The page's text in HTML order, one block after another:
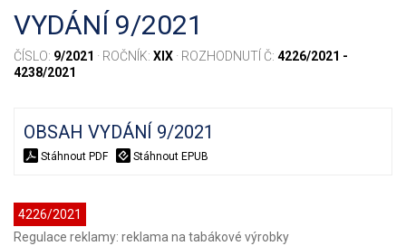
VYDÁNÍ 9/2021
ČÍSLO: 9/2021 · ROČNÍK: XIX · ROZHODNUTÍ Č: 4226/2021 -
4238/2021
OBSAH VYDÁNÍ 9/2021
Stáhnout PDF Stáhnout EPUB
4226/2021
Regulace reklamy: reklama na tabákové výrobky